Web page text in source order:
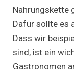
Nahrungskette
Dafür sollte es
Dass wir
sind, ist ein
Gastronomen